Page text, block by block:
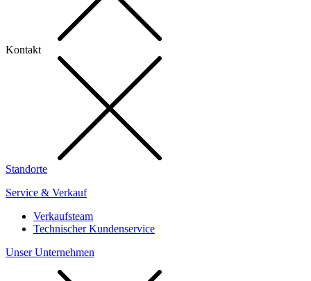
Kontakt
Standorte
Service & Verkauf
Verkaufsteam
Technischer Kundenservice
Unser Unternehmen